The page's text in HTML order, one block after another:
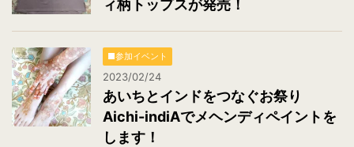
ィ柄トップスが発売！
■参加イベント
2023/02/24
あいちとインドをつなぐお祭り
Aichi-indiAでメヘンディペイントを
します！